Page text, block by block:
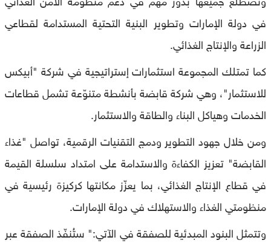
في دولة الإمارات وتطوير البنية التحتية المستدامة لقطاعي
الزراعة والإنتاج الغذائي.
كما تمتلك المجموعة استثمارات إستراتيجية في شركة "أبيكس
للاستثمار"، وهي شركة قابضة بأنشطة متنوّعة تشمل قطاعات
الخدمات وهياكل البناء والطاقة والاستثمار.
ومن خلال جهود التطوير ودمج التقنيات الرقمية، تواصل "غذاء
القابضة" تعزيز الكفاءة والاستدامة على امتداد سلسلة القيمة
في قطاع الإنتاج الغذائي، بما يعزّز مكانتها كركيزة رئيسية في
منظومتي الغذاء والاستهلاك في دولة الإمارات.
وتتمثل البنود المبدئية للصفقة في الآتي:" ستُنفّذ الصفقة عبر